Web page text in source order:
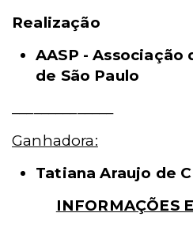
Realização
AASP - Associação
de São Paulo
Ganhadora:
Tatiana Araujo de
INFORMAÇÕES